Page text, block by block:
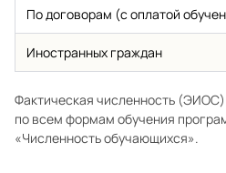
По договорам (с оплатой
Иностранных граждан
Фактическая численность
по всем формам обучения
«Численность обучающихся».